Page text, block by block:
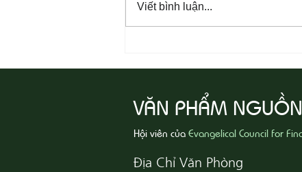
Khổ
Viết bình luận...
VĂN PHẨM
Hội viên củaEvangelical Council for
Địa Chỉ Văn Phòng